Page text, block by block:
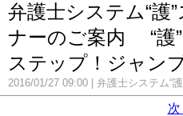
弁護士システム“護
ナーのご案内 “護”
ステップ！ジャン
2016/01/27 09:00 弁護士システム“護
次